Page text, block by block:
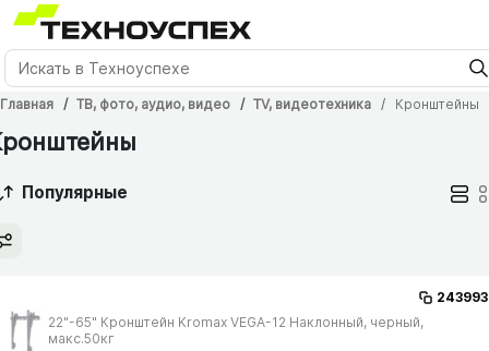
Главная ТВ, фото, аудио, видео TV, видеотехника Кронштейны
Популярные
243993
22"-65" Кронштейн Kromax VEGA-12 Наклонный, черный,
макс.50кг